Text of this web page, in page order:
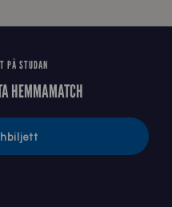
PÅ STUDAN
HEMMAMATCH